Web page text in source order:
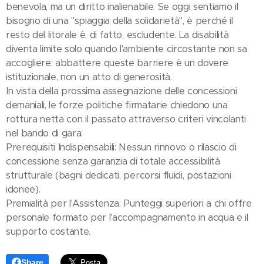
benevola, ma un diritto inalienabile. Se oggi sentiamo il
bisogno di una "spiaggia della solidarietà", è perché il
resto del litorale è, di fatto, escludente. La disabilità
diventa limite solo quando l'ambiente circostante non sa
accogliere; abbattere queste barriere è un dovere
istituzionale, non un atto di generosità.
In vista della prossima assegnazione delle concessioni
demaniali, le forze politiche firmatarie chiedono una
rottura netta con il passato attraverso criteri vincolanti
nel bando di gara:
Prerequisiti Indispensabili: Nessun rinnovo o rilascio di
concessione senza garanzia di totale accessibilità
strutturale (bagni dedicati, percorsi fluidi, postazioni
idonee).
Premialità per l'Assistenza: Punteggi superiori a chi offre
personale formato per l'accompagnamento in acqua e il
supporto costante.